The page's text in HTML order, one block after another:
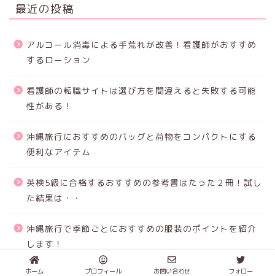
最近の投稿
アルコール消毒による手荒れが改善！看護師がおすすめ
するローション
看護師の転職サイトは選び方を間違えると失敗する可能
性がある！
沖縄旅行におすすめのバッグと荷物をコンパクトにする
便利なアイテム
英検5級に合格するおすすめの参考書はたった２冊！試し
た結果は・・
沖縄旅行で季節ごとにおすすめの服装のポイントを紹介
します！
ホーム プロフィール お問い合わせ フォロー